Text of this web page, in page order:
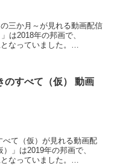
三か月～が見れる動画配信
は2018年の邦画で、
なっていました。
のすべて（仮） 動画
て（仮）が見れる動画配
」は2019年の邦画で、
なっていました。